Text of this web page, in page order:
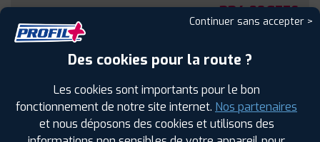
334.80€TTC
Continuer sans accepter >
Des cookies pour la route ?
Les cookies sont importants pour le bon
fonctionnement de notre site internet. Nos partenaires
et nous déposons des cookies et utilisons des